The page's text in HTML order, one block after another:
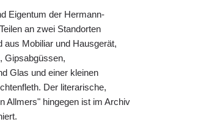
Eigentum der Hermann-
an zwei Standorten
Mobiliar und Hausgerät,
Gipsabgüssen,
Glas und einer kleinen
Der literarische,
Allmers" hingegen ist im Archiv